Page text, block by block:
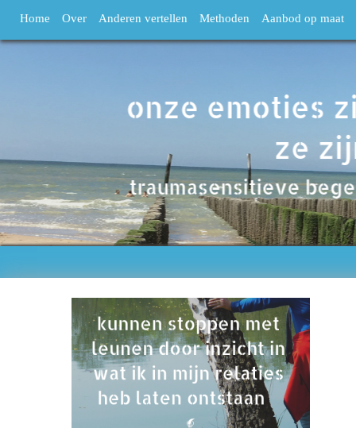
Home Over Anderen vertellen Methoden Aanbod op maat